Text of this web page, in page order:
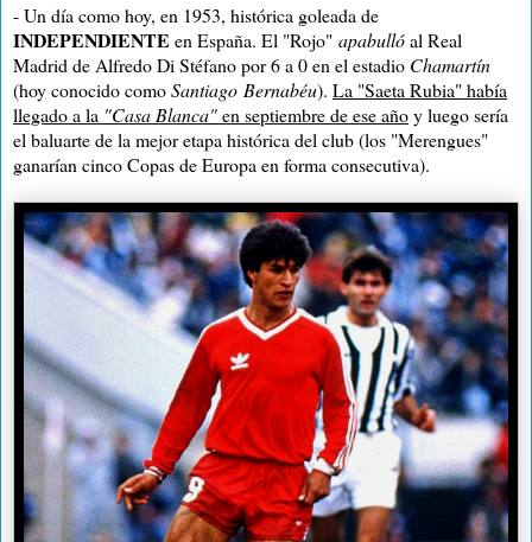
- Un día como hoy, en 1953, histórica goleada de
INDEPENDIENTE en España. El "Rojo" apabullóal Real
Madrid de Alfredo Di Stéfano por 6 a 0 en el estadio Chamartín
(hoy conocido comoSantiago Bernabéu). La "Saeta Rubia" había
llegado a la "Casa Blanca"en septiembre de ese añoy luego sería
el baluarte de la mejor etapa histórica del club (los "Merengues"
ganarían cinco Copas de Europa en forma consecutiva).